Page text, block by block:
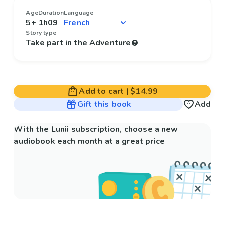
Age
5+
Duration
1h09
Language
Story type
Take part in the Adventure
Add to cart |$14.99
Gift this book
Add
With the Lunii subscription, choose a new
audiobook each month at a great price